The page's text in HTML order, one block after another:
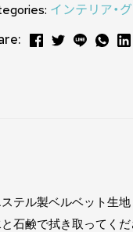
インテリア・
テル製ベルベット生地
石鹸で拭き取ってく